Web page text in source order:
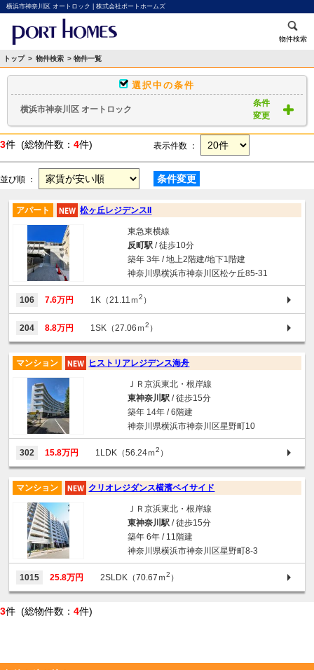
横浜市神奈川区 オートロック | 株式会社ポートホームズ
物件検索
トップ > 物件検索 > 物件一覧
選択中の条件
横浜市神奈川区 オートロック
条件
変更
3件 (総物件数： 4件) 表示件数 ：
並び順 ： 条件変更
アパート 松ヶ丘レジデンスII
東急東横線
反町駅/ 徒歩10分
築年 3年 / 地上2階建/地下1階建
神奈川県横浜市神奈川区松ケ丘85-31
106 7.6万円 1K（21.11ｍ2 ）
204 8.8万円 1SK（27.06ｍ2 ）
マンション ヒストリアレジデンス海舟
ＪＲ京浜東北・根岸線
東神奈川駅/ 徒歩15分
築年 14年 / 6階建
神奈川県横浜市神奈川区星野町10
302 15.8万円 1LDK（56.24ｍ2 ）
マンション クリオレジダンス横濱ベイサイド
ＪＲ京浜東北・根岸線
東神奈川駅/ 徒歩15分
築年 6年 / 11階建
神奈川県横浜市神奈川区星野町8-3
1015 25.8万円 2SLDK（70.67ｍ2 ）
3件 (総物件数： 4件)